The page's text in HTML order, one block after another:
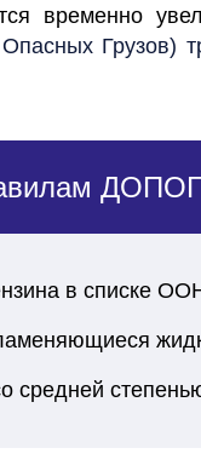
временно
Грузов)
в списке
средней